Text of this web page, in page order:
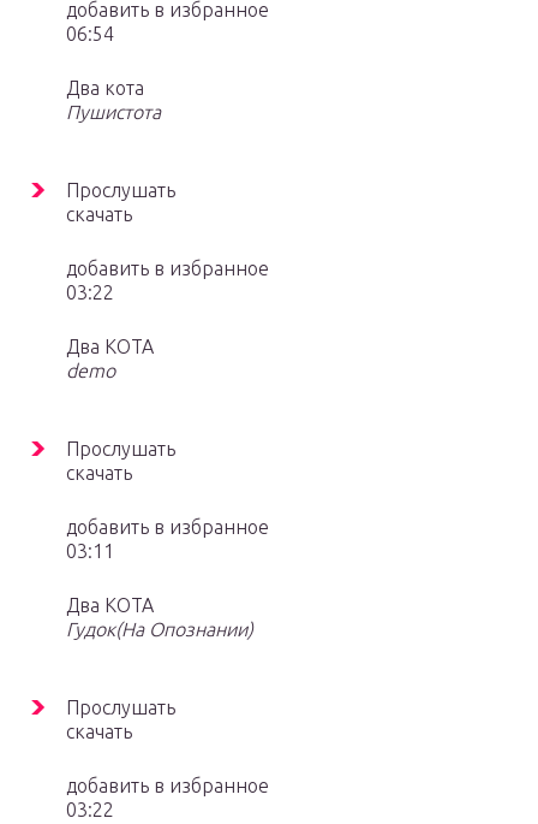
добавить в избранное
06:54
Два кота
Пушистота
Прослушать
скачать
добавить в избранное
03:22
Два КОТА
demo
Прослушать
скачать
добавить в избранное
03:11
Два КОТА
Гудок(На Опознании)
Прослушать
скачать
добавить в избранное
03:22